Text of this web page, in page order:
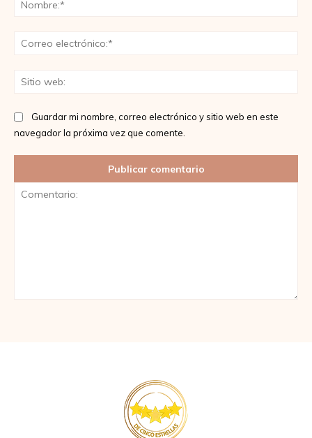
Guardar mi nombre, correo electrónico y sitio web en este
navegador la próxima vez que comente.